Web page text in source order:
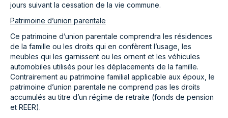
jours suivant la cessation de la vie commune.
Patrimoine d’union parentale
Ce patrimoine d’union parentale comprendra les résidences
de la famille ou les droits qui en confèrent l’usage, les
meubles qui les garnissent ou les ornent et les véhicules
automobiles utilisés pour les déplacements de la famille.
Contrairement au patrimoine familial applicable aux époux, le
patrimoine d’union parentale ne comprend pas les droits
accumulés au titre d’un régime de retraite (fonds de pension
et REER).